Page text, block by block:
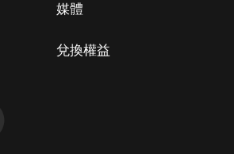
媒體
兌換權益